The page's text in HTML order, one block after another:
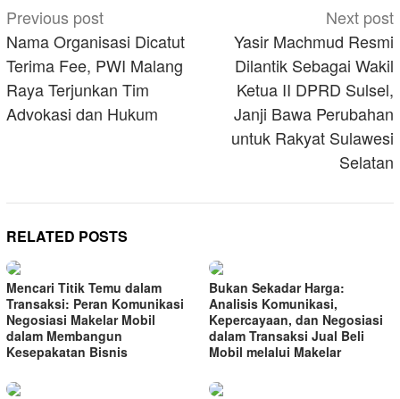
Post
navigation
Previous post
Nama Organisasi Dicatut
Terima Fee, PWI Malang
Raya Terjunkan Tim
Advokasi dan Hukum
Next post
Yasir Machmud Resmi
Dilantik Sebagai Wakil
Ketua II DPRD Sulsel,
Janji Bawa Perubahan
untuk Rakyat Sulawesi
Selatan
RELATED POSTS
Mencari Titik Temu dalam
Transaksi: Peran Komunikasi
Negosiasi Makelar Mobil
dalam Membangun
Kesepakatan Bisnis
Bukan Sekadar Harga:
Analisis Komunikasi,
Kepercayaan, dan Negosiasi
dalam Transaksi Jual Beli
Mobil melalui Makelar